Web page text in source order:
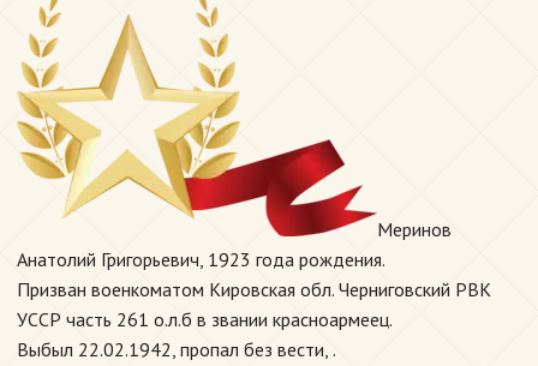
Меринов
Анатолий Григорьевич, 1923 года рождения.
Призван военкоматом Кировская обл. Черниговский РВК
УССР часть 261 о.л.б в звании красноармеец.
Выбыл 22.02.1942, пропал без вести, .